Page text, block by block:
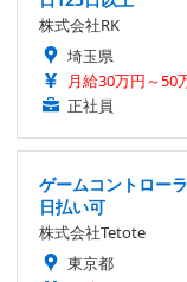
株式会社RK
埼玉県
月給30万円～50
正社員
ゲームコントロー
日払い可
株式会社Tetote
東京都